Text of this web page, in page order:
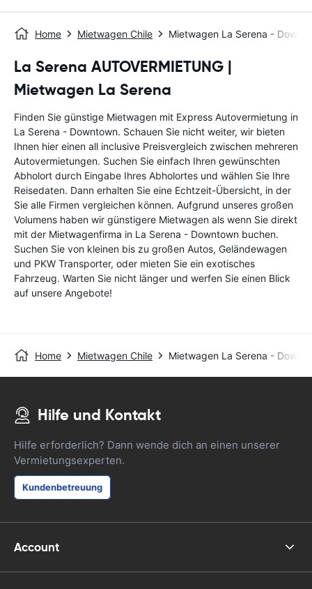
Home Mietwagen Chile Mietwagen La Serena -
La Serena AUTOVERMIETUNG |
Mietwagen La Serena
Finden Sie günstige Mietwagen mit Express Autovermietung in
La Serena - Downtown. Schauen Sie nicht weiter, wir bieten
Ihnen hier einen all inclusive Preisvergleich zwischen mehreren
Autovermietungen. Suchen Sie einfach Ihren gewünschten
Abholort durch Eingabe Ihres Abholortes und wählen Sie Ihre
Reisedaten. Dann erhalten Sie eine Echtzeit-Übersicht, in der
Sie alle Firmen vergleichen können. Aufgrund unseres großen
Volumens haben wir günstigere Mietwagen als wenn Sie direkt
mit der Mietwagenfirma in La Serena - Downtown buchen.
Suchen Sie von kleinen bis zu großen Autos, Geländewagen
und PKW Transporter, oder mieten Sie ein exotisches
Fahrzeug. Warten Sie nicht länger und werfen Sie einen Blick
auf unsere Angebote!
Home Mietwagen Chile Mietwagen La Serena -
Hilfe und Kontakt
Hilfe erforderlich? Dann wende dich an einen unserer
Vermietungsexperten.
Kundenbetreuung
Account